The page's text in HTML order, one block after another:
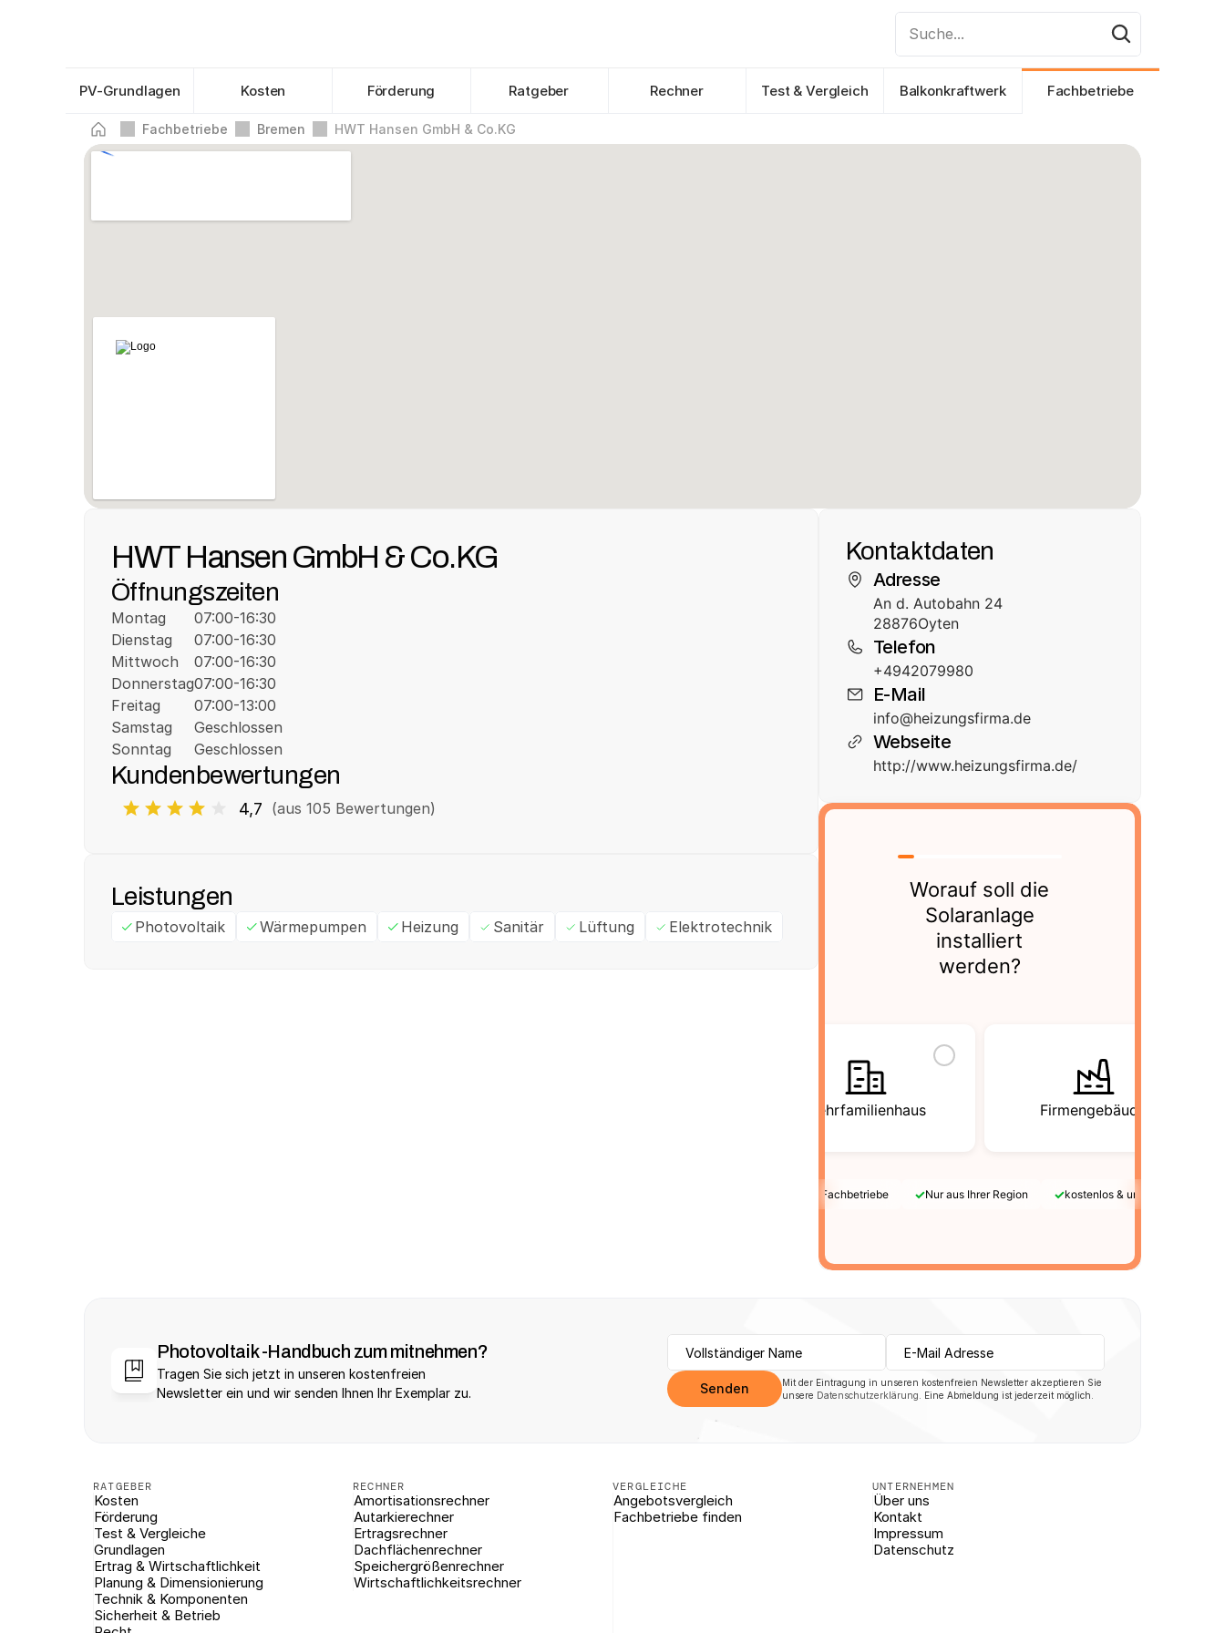
Suche...
PV-Grundlagen Kosten Förderung Ratgeber Rechner Test & Vergleich Balkonkraftwerk Fachbetriebe
Fachbetriebe Bremen HWT Hansen GmbH & Co.KG
HWT Hansen GmbH & Co.KG
Öffnungszeiten
Montag
Dienstag
Mittwoch
Donnerstag
Freitag
Samstag
Sonntag
07:00-16:30
07:00-16:30
07:00-16:30
07:00-16:30
07:00-13:00
Geschlossen
Geschlossen
Kundenbewertungen
4,7 (aus 105 Bewertungen)
Leistungen
Photovoltaik Wärmepumpen Heizung Sanitär Lüftung Elektrotechnik
Kontaktdaten
Adresse
An d. Autobahn 24
28876Oyten
Telefon
+4942079980
E-Mail
info@heizungsfirma.de
Webseite
http://www.heizungsfirma.de/
Worauf soll die
Solaranlage
installiert
werden?
Mehrfamilienhaus Firmengebäude
Geprüfte Fachbetriebe ✓Nur aus Ihrer Region ✓kostenlos & unverbindlich
Photovoltaik -Handbuch zum mitnehmen?
Tragen Sie sich jetzt in unseren kostenfreien
Newsletter ein und wir senden Ihnen Ihr Exemplar zu.
Senden
Mit der Eintragung in unseren kostenfreien Newsletter akzeptieren Sie
unsere Datenschutzerklärung . Eine Abmeldung ist jederzeit möglich.
RATGEBER
Kosten
Förderung
Test & Vergleiche
Grundlagen
Ertrag & Wirtschaftlichkeit
Planung & Dimensionierung
Technik & Komponenten
Sicherheit & Betrieb
RECHNER
Amortisationsrechner
Autarkierechner
Ertragsrechner
Dachflächenrechner
Speichergrößenrechner
Wirtschaftlichkeitsrechner
VERGLEICHE
Angebotsvergleich
Fachbetriebe finden
UNTERNEHMEN
Über uns
Kontakt
Impressum
Datenschutz